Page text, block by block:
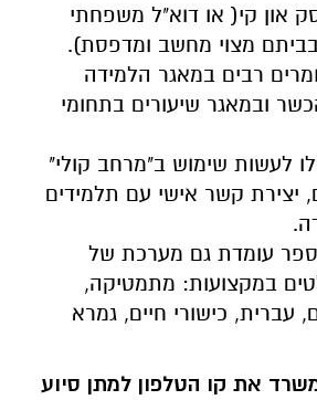
און קי( או דוא"ל משפחתי
מצוי מחשב ומדפסת).
רבים במאגר הלמידה
ובמאגר שיעורים בתחומי
לעשות שימוש ב"מרחב קולי"
יצירת קשר אישי עם תלמידים
עומדת גם מערכת של
במקצועות: מתמטיקה,
עברית, כישורי חיים, גמרא
את קו הטלפון למתן סיוע